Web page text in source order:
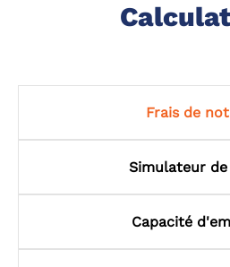
Frais de
Simulateur
Capacité